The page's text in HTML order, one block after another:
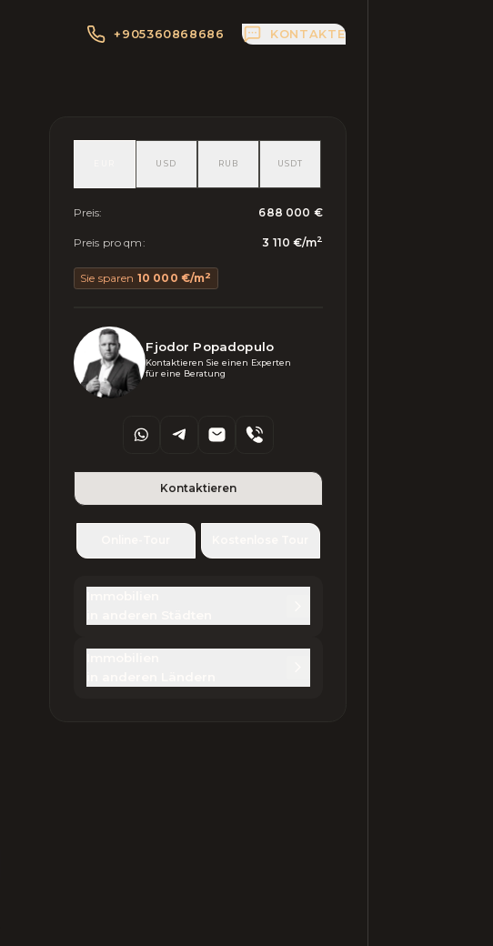
+905360868686 KONTAKTE
USD RUB USDT
Preis: 688 000 €
Preis pro qm: 3 110 €/m2
Sie sparen 10 000 €/m2
Fjodor Popadopulo
Kontaktieren Sie einen Experten
für eine Beratung
Kontaktieren